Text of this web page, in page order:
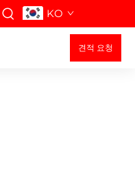
KO
견적 요청